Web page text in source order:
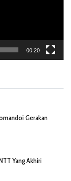
00:20
Gerakan
Yang Akhiri